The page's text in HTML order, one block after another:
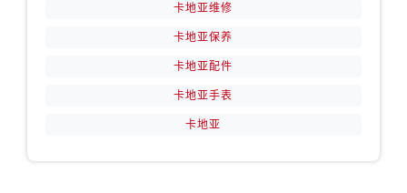
卡地亚维修
卡地亚保养
卡地亚配件
卡地亚手表
卡地亚